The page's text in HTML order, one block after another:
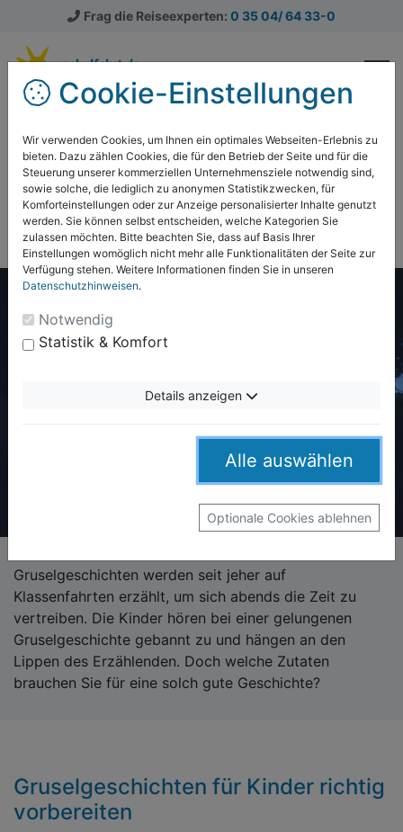
Frag die Reiseexperten: 0 35 04/ 64 33-0
Die besten Gruselgeschichten auf der Klassenfahrt erzählen
Die besten Gruselgeschichten
auf der Klassenfahrt erzählen
Gruselgeschichten werden seit jeher auf
Klassenfahrten erzählt, um sich abends die Zeit zu
vertreiben. Die Kinder hören bei einer gelungenen
Gruselgeschichte gebannt zu und hängen an den
Lippen des Erzählenden. Doch welche Zutaten
brauchen Sie für eine solch gute Geschichte?
Gruselgeschichten für Kinder richtig
vorbereiten
Cookie-Einstellungen
Wir verwenden Cookies, um Ihnen ein optimales Webseiten-Erlebnis zu
bieten. Dazu zählen Cookies, die für den Betrieb der Seite und für die
Steuerung unserer kommerziellen Unternehmensziele notwendig sind,
sowie solche, die lediglich zu anonymen Statistikzwecken, für
Komforteinstellungen oder zur Anzeige personalisierter Inhalte genutzt
werden. Sie können selbst entscheiden, welche Kategorien Sie
zulassen möchten. Bitte beachten Sie, dass auf Basis Ihrer
Einstellungen womöglich nicht mehr alle Funktionalitäten der Seite zur
Verfügung stehen. Weitere Informationen finden Sie in unseren
Datenschutzhinweisen.
Notwendig
Statistik & Komfort
Details anzeigen
Alle auswählen
Optionale Cookies ablehnen